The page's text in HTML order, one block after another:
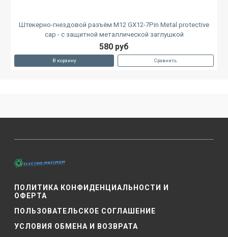
Штекерно-гнездовой разъём M12 GX12-7Pin Metal protective
cap - с защитной металлической заглушкой
580 руб
В корзину Сравнить
ПОЛИТИКА КОНФИДЕНЦИАЛЬНОСТИ И
ОФЕРТА
ПОЛЬЗОВАТЕЛЬСКОЕ СОГЛАШЕНИЕ
УСЛОВИЯ ОБМЕНА И ВОЗВРАТА